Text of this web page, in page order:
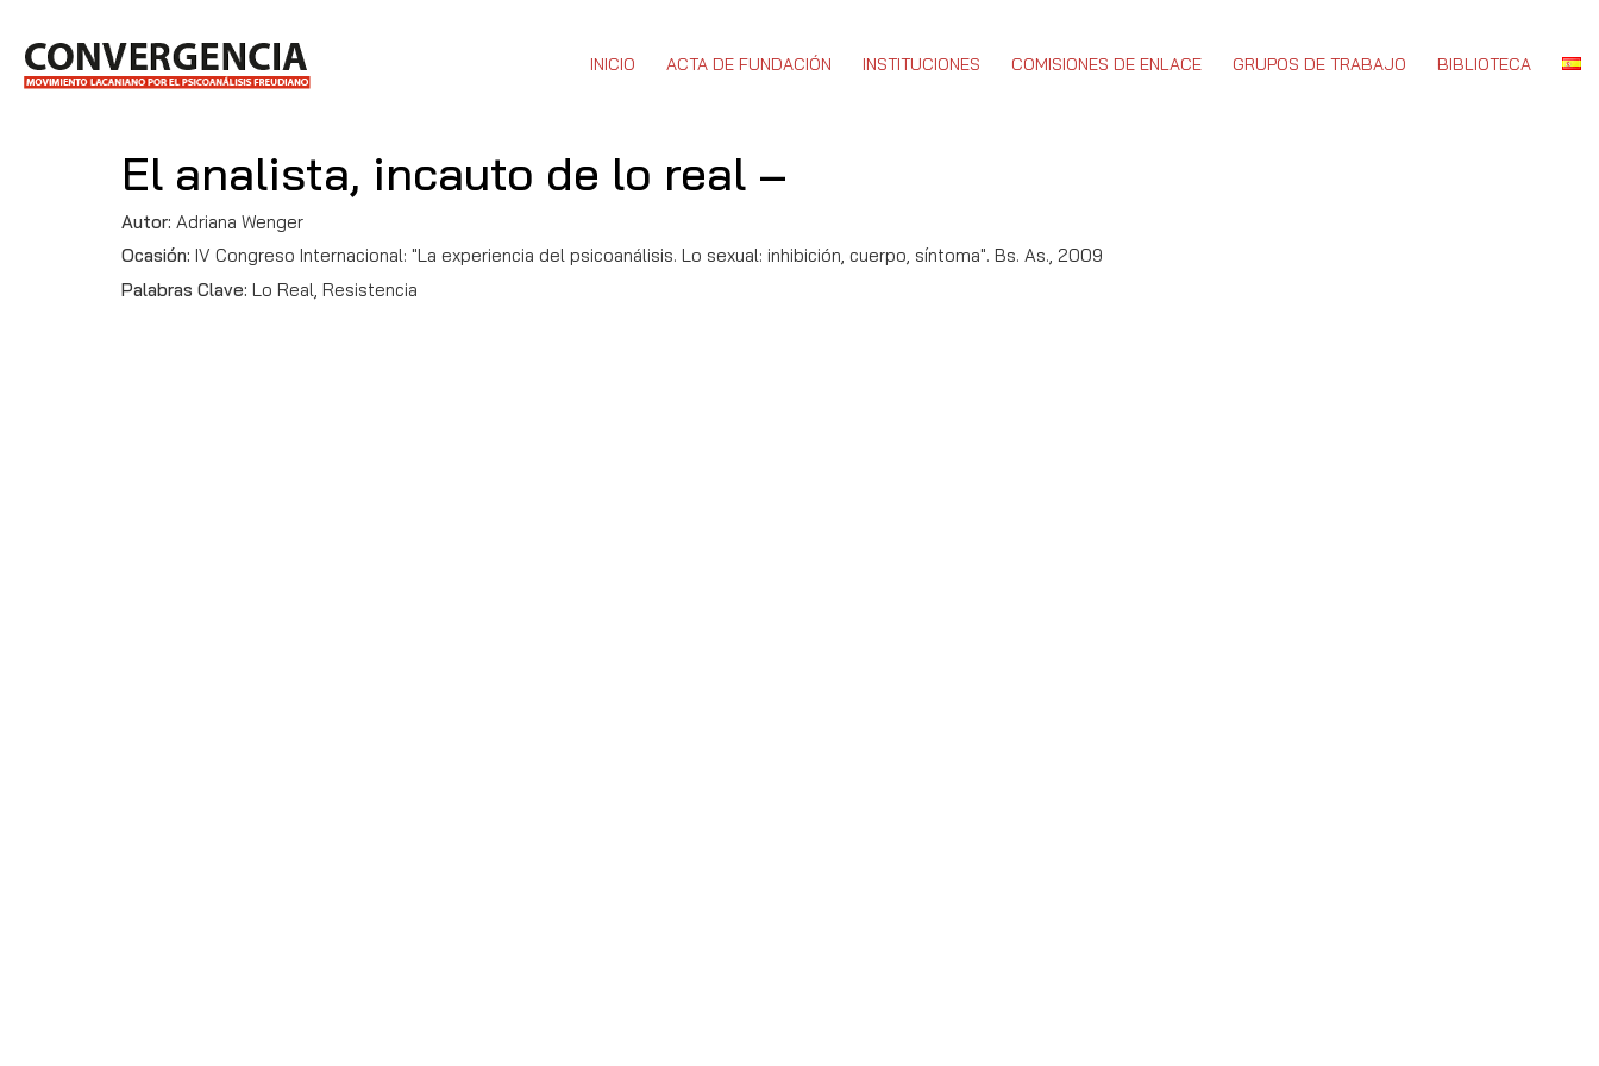
INICIO ACTA DE FUNDACIÓN INSTITUCIONES COMISIONES DE ENLACE GRUPOS DE TRABAJO BIBLIOTECA
El analista, incauto de lo real –
Autor: Adriana Wenger
Ocasión: IV Congreso Internacional: "La experiencia del psicoanálisis. Lo sexual: inhibición, cuerpo, síntoma". Bs. As., 2009
Palabras Clave: Lo Real, Resistencia